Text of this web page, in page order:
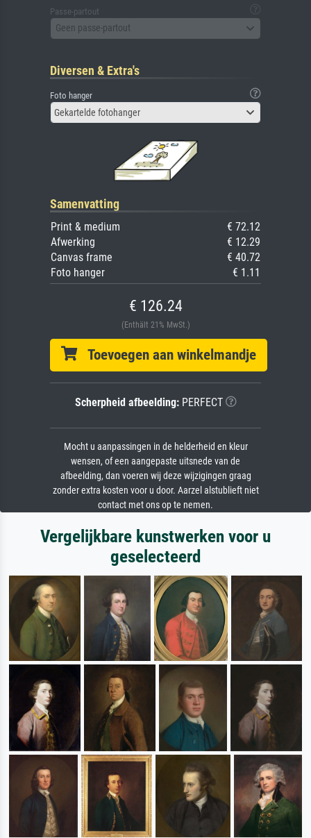
Passe-partout
Geen passe-partout
Diversen & Extra's
Foto hanger
Gekartelde fotohanger
Samenvatting
Print & medium
€ 72.12
Afwerking
€ 12.29
Canvas frame
€ 40.72
Foto hanger
€ 1.11
€ 126.24
(Enthält 21% MwSt.)
Toevoegen aan winkelmandje
Scherpheid afbeelding:PERFECT
Mocht u aanpassingen in de helderheid en kleur
wensen, of een aangepaste uitsnede van de
afbeelding, dan voeren wij deze wijzigingen graag
zonder extra kosten voor u door. Aarzel alstublieft niet
contact met ons op te nemen.
Vergelijkbare kunstwerken voor u
geselecteerd